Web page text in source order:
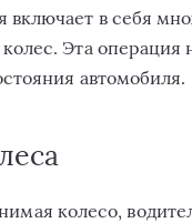
включает в себя
Эта операция
автомобиля.
колесо,